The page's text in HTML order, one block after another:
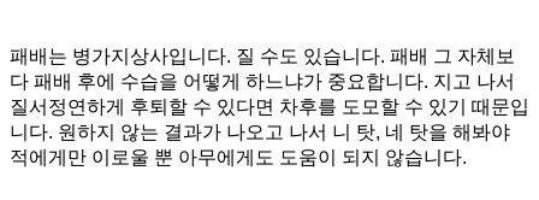
패배는 병가지상사입니다. 질 수도 있습니다. 패배 그 자체보
다 패배 후에 수습을 어떻게 하느냐가 중요합니다. 지고 나서
질서정연하게 후퇴할 수 있다면 차후를 도모할 수 있기 때문입
니다. 원하지 않는 결과가 나오고 나서 니 탓, 네 탓을 해봐야
적에게만 이로울 뿐 아무에게도 도움이 되지 않습니다.